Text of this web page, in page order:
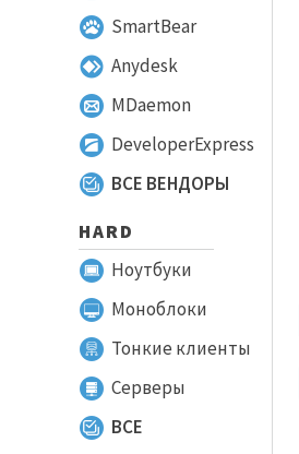
SmartBear
Anydesk
MDaemon
DeveloperExpress
ВСЕ ВЕНДОРЫ
HARD
Ноутбуки
Моноблоки
Тонкие клиенты
Серверы
ВСЕ